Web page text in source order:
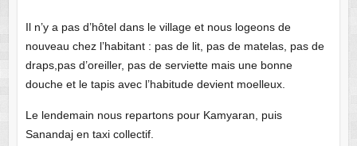
Il n’y a pas d’hôtel dans le village et nous logeons de
nouveau chez l’habitant : pas de lit, pas de matelas, pas de
draps,pas d’oreiller, pas de serviette mais une bonne
douche et le tapis avec l’habitude devient moelleux.
Le lendemain nous repartons pour Kamyaran, puis
Sanandaj en taxi collectif.